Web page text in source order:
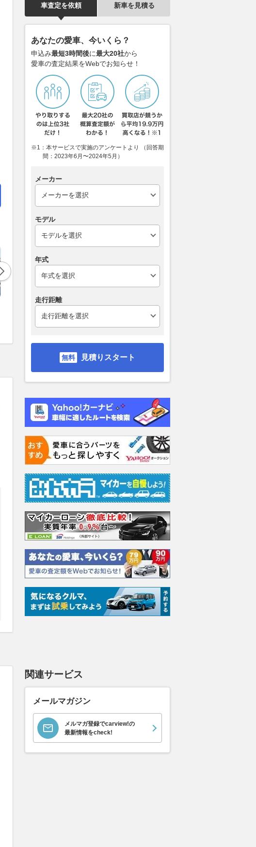
ベストカーWeb
1.5 ディーゼルターボ
万円
1.5 ディーゼルターボ
支払総額
357.8万円
1.5 ディーゼルターボ
378
車査定を依頼 新車を見積る
あなたの愛車、今いくら？
申込み最短3時間後に最大20社から
愛車の査定結果をWebでお知らせ！
※1：本サービスで実施のアンケートより （回答期
間：2023年6月〜2024年5月）
メーカー
モデル
年式
走行距離
見積りスタート
関連サービス
メールマガジン
メルマガ登録でcarview!の
最新情報をcheck!